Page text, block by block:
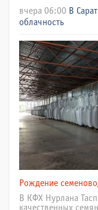
вчера 06:00 В
облачность
Рождение
В КФХ Нурлана
качественных семян